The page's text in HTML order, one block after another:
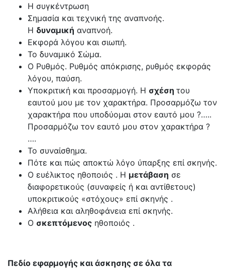
Η συγκέντρωση
Σημασία και τεχνική της αναπνοής.
Η δυναμική αναπνοή.
Εκφορά λόγου και σιωπή.
Το δυναμικό Σώμα.
Ο Ρυθμός. Ρυθμός απόκρισης, ρυθμός εκφοράς
λόγου, παύση.
Υποκριτική και προσαρμογή. Η σχέση του
εαυτού μου με τον χαρακτήρα. Προσαρμόζω τον
χαρακτήρα που υποδύομαι στον εαυτό μου ?…..
Προσαρμόζω τον εαυτό μου στον χαρακτήρα ?
….
Το συναίσθημα.
Πότε και πώς αποκτώ λόγο ύπαρξης επί σκηνής.
Ο ευέλικτος ηθοποιός . Η μετάβαση σε
διαφορετικούς (συναφείς ή και αντίθετους)
υποκριτικούς «στόχους» επί σκηνής .
Αλήθεια και αληθοφάνεια επί σκηνής.
Ο σκεπτόμενος ηθοποιός .
Πεδίο εφαρμογής και άσκησης σε όλα τα